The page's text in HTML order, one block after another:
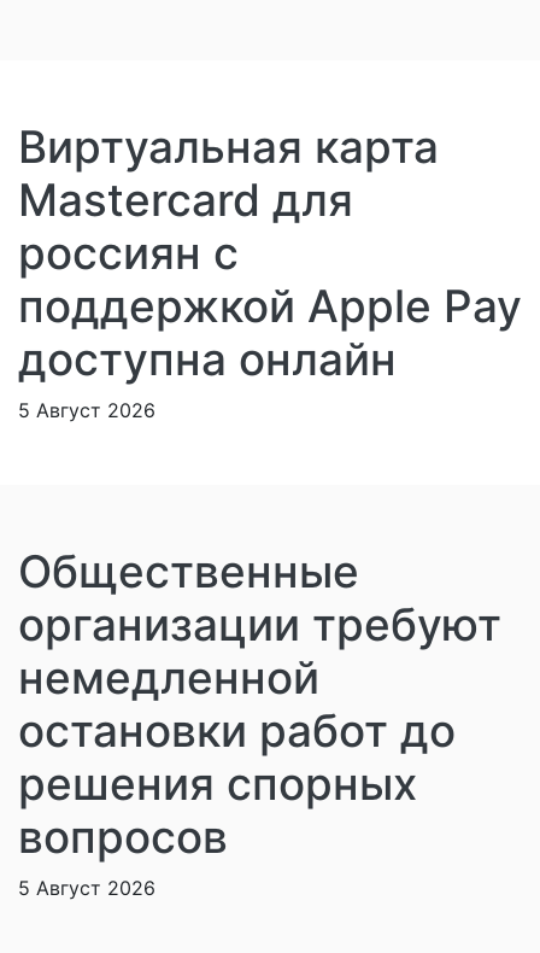
Виртуальная карта
Mastercard для
россиян с
поддержкой Apple Pay
доступна онлайн
5 Август 2026
Общественные
организации требуют
немедленной
остановки работ до
решения спорных
вопросов
5 Август 2026